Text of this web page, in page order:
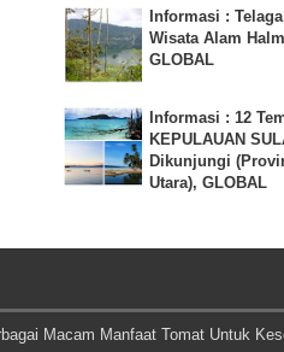
Informasi :
Wisata Alam
GLOBAL
Informasi : 12
KEPULAUAN
Dikunjungi
Utara), GLOBAL
Macam Manfaat Tomat Untuk